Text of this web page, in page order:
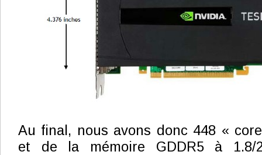
Au final, nous avons donc 448 «
et de la mémoire GDDR5 à 1.8/